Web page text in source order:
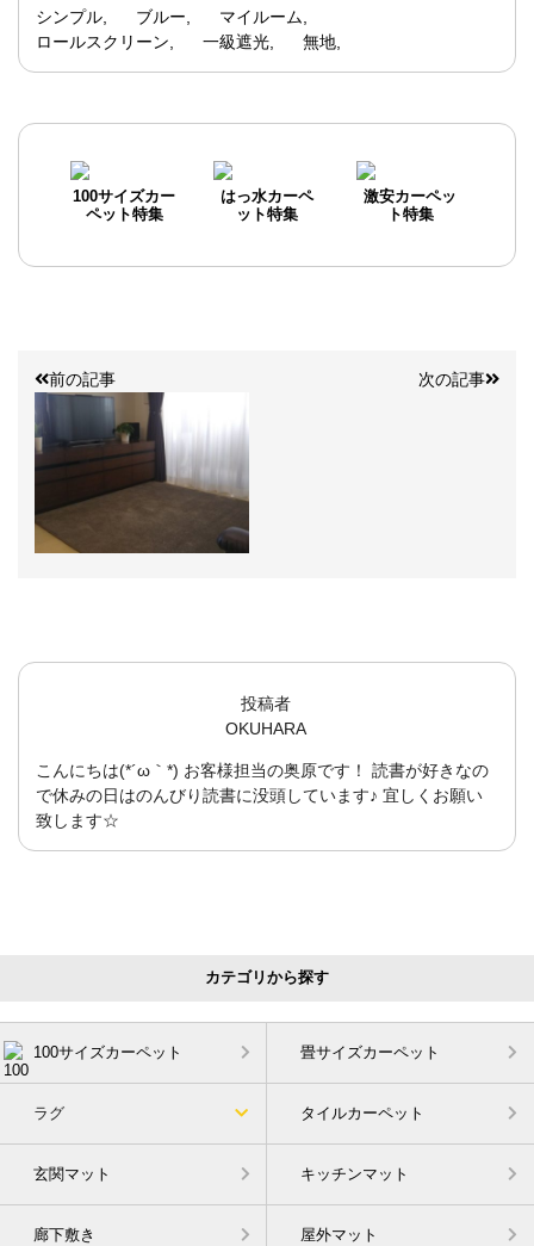
シンプル ブルー
マイルーム
ロールスクリーン
一級遮光 無地
100サイズカー
ペット特集
はっ水カーペ
ット特集
激安カーペッ
ト特集
前の記事 次の記事
投稿者
OKUHARA
こんにちは(*´ω｀*) お客様担当の奥原です！ 読書が好きなの
で休みの日はのんびり読書に没頭しています♪ 宜しくお願い
致します☆
カテゴリから探す
100サイズカーペット 畳サイズカーペット
ラグ タイルカーペット
玄関マット キッチンマット
廊下敷き 屋外マット